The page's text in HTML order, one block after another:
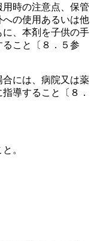
時の注意点、保管
の使用あるいは他
に、本剤を子供の手
こと〔８．５参
には、病院又は薬
導すること〔８．
。